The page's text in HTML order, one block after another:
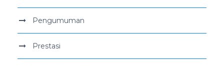
Pengumuman
Prestasi